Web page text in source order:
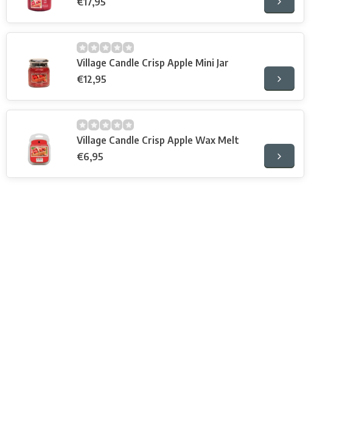
Village Candle Crisp Apple Mini Jar
€12,95
Village Candle Crisp Apple Wax Melt
€6,95